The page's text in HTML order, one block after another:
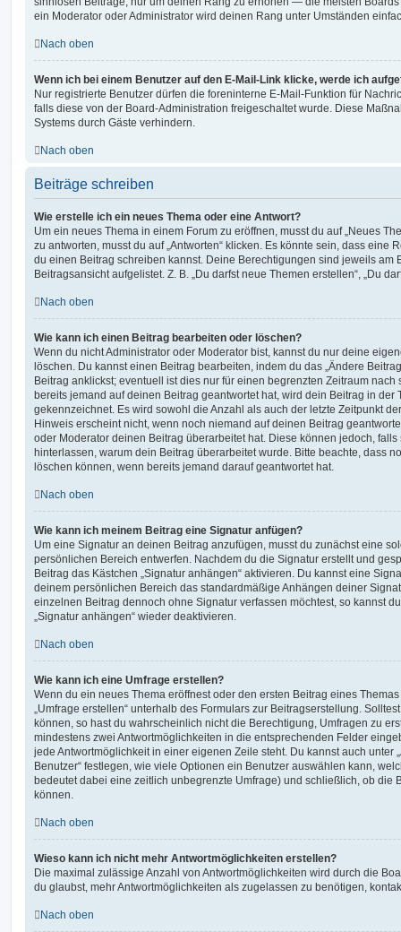
ein Moderator oder Administrator wird deinen Rang unter Umständen
Nach oben
Wenn ich bei einem Benutzer auf den E-Mail-Link klicke, werde ich
Nur registrierte Benutzer dürfen die foreninterne E-Mail-Funktion für
falls diese von der Board-Administration freigeschaltet wurde. Diese
Systems durch Gäste verhindern.
Nach oben
Beiträge schreiben
Wie erstelle ich ein neues Thema oder eine Antwort?
Um ein neues Thema in einem Forum zu eröffnen, musst du auf „Neues
zu antworten, musst du auf „Antworten“ klicken. Es könnte sein, dass eine
du einen Beitrag schreiben kannst. Deine Berechtigungen sind jeweils am
Beitragsansicht aufgelistet. Z. B. „Du darfst neue Themen erstellen“, „Du
Nach oben
Wie kann ich einen Beitrag bearbeiten oder löschen?
Wenn du nicht Administrator oder Moderator bist, kannst du nur deine
löschen. Du kannst einen Beitrag bearbeiten, indem du das „Ändere
Beitrag anklickst; eventuell ist dies nur für einen begrenzten Zeitraum
bereits jemand auf deinen Beitrag geantwortet hat, wird dein Beitrag in der
gekennzeichnet. Es wird sowohl die Anzahl als auch der letzte Zeitpunkt
Hinweis erscheint nicht, wenn noch niemand auf deinen Beitrag
oder Moderator deinen Beitrag überarbeitet hat. Diese können jedoch,
hinterlassen, warum dein Beitrag überarbeitet wurde. Bitte beachte, dass
löschen können, wenn bereits jemand darauf geantwortet hat.
Nach oben
Wie kann ich meinem Beitrag eine Signatur anfügen?
Um eine Signatur an deinen Beitrag anzufügen, musst du zunächst eine
persönlichen Bereich entwerfen. Nachdem du die Signatur erstellt und
Beitrag das Kästchen „Signatur anhängen“ aktivieren. Du kannst eine
deinem persönlichen Bereich das standardmäßige Anhängen deiner
einzelnen Beitrag dennoch ohne Signatur verfassen möchtest, so kannst
„Signatur anhängen“ wieder deaktivieren.
Nach oben
Wie kann ich eine Umfrage erstellen?
Wenn du ein neues Thema eröffnest oder den ersten Beitrag eines
„Umfrage erstellen“ unterhalb des Formulars zur Beitragserstellung.
können, so hast du wahrscheinlich nicht die Berechtigung, Umfragen zu
mindestens zwei Antwortmöglichkeiten in die entsprechenden Felder
jede Antwortmöglichkeit in einer eigenen Zeile steht. Du kannst auch unter
Benutzer“ festlegen, wie viele Optionen ein Benutzer auswählen kann,
bedeutet dabei eine zeitlich unbegrenzte Umfrage) und schließlich, ob die
können.
Nach oben
Wieso kann ich nicht mehr Antwortmöglichkeiten erstellen?
Die maximal zulässige Anzahl von Antwortmöglichkeiten wird durch die
du glaubst, mehr Antwortmöglichkeiten als zugelassen zu benötigen,
Nach oben